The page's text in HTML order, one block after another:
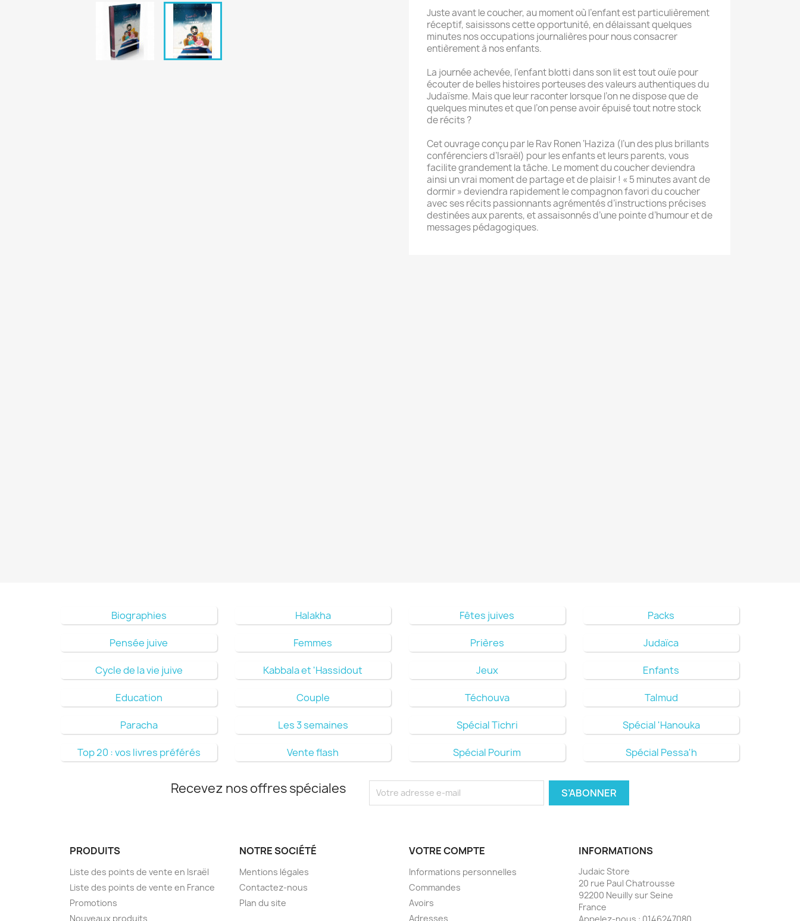
Juste avant le coucher, au moment où l’enfant est particulièrement
réceptif, saisissons cette opportunité, en délaissant quelques
minutes nos occupations journalières pour nous consacrer
entièrement à nos enfants.
La journée achevée, l’enfant blotti dans son lit est tout ouïe pour
écouter de belles histoires porteuses des valeurs authentiques du
Judaïsme. Mais que leur raconter lorsque l’on ne dispose que de
quelques minutes et que l’on pense avoir épuisé tout notre stock
de récits ?
Cet ouvrage conçu par le Rav Ronen ‘Haziza (l’un des plus brillants
conférenciers d’Israël) pour les enfants et leurs parents, vous
facilite grandement la tâche. Le moment du coucher deviendra
ainsi un vrai moment de partage et de plaisir ! « 5 minutes avant de
dormir » deviendra rapidement le compagnon favori du coucher
avec ses récits passionnants agrémentés d’instructions précises
destinées aux parents, et assaisonnés d’une pointe d’humour et de
messages pédagogiques.
Biographies Halakha Fêtes juives Packs
Pensée juive Femmes Prières Judaïca
Cycle de la vie juive Kabbala et 'Hassidout Jeux Enfants
Education Couple Téchouva Talmud
Paracha Les 3 semaines Spécial Tichri Spécial 'Hanouka
Top 20 : vos livres préférés Vente flash Spécial Pourim Spécial Pessa'h
Recevez nos offres spéciales
PRODUITS
Liste des points de vente en Israël
Liste des points de vente en France
Promotions
Nouveaux produits
NOTRE SOCIÉTÉ
Mentions légales
Contactez-nous
Plan du site
VOTRE COMPTE
Informations personnelles
Commandes
Avoirs
Adresses
INFORMATIONS
Judaic Store
20 rue Paul Chatrousse
92200 Neuilly sur Seine
France